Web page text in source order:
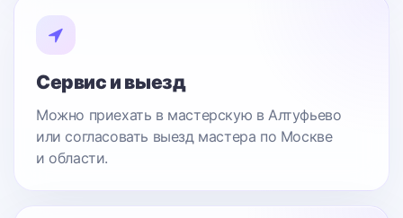
Сервис и выезд
Можно приехать в мастерскую в Алтуфьево
или согласовать выезд мастера по Москве
и области.